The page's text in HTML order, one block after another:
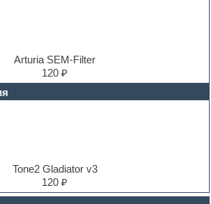
Arturia SEM-Filter
120 ₽
Tone2 Gladiator v3
120 ₽